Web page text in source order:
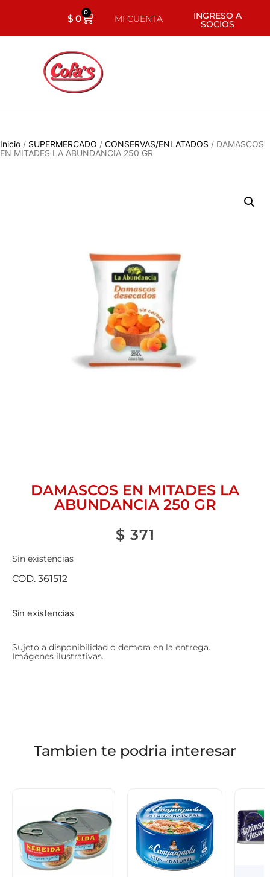
$0 0
MI CUENTA INGRESO A
SOCIOS
Inicio / SUPERMERCADO / CONSERVAS/ENLATADOS / DAMASCOS
EN MITADES LA ABUNDANCIA 250 GR
DAMASCOS EN MITADES LA
ABUNDANCIA 250 GR
$ 371
Sin existencias
COD. 361512
Sin existencias
Sujeto a disponibilidad o demora en la entrega.
Imágenes ilustrativas.
Tambien te podria interesar